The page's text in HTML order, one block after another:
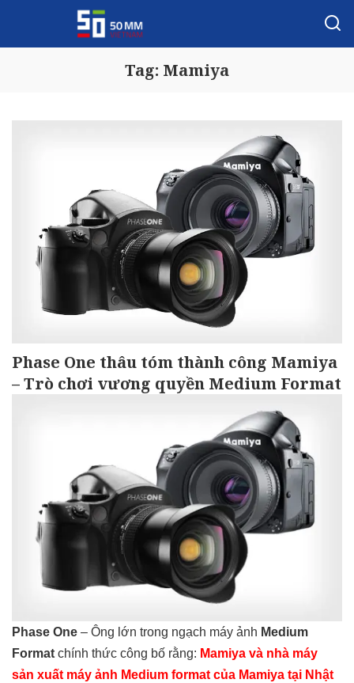
Tag: Mamiya
Phase One thâu tóm thành công Mamiya
– Trò chơi vương quyền Medium Format
Phase One – Ông lớn trong ngạch máy ảnh Medium
Format chính thức công bố rằng: Mamiya và nhà máy
sản xuất máy ảnh Medium format của Mamiya tại Nhật